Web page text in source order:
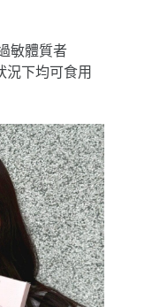
敏體質者
況下均可食用